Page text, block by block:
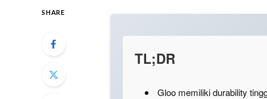
SHARE
TL;DR
Gloo memiliki durability